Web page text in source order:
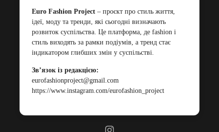
Euro Fashion Project – проєкт про стиль життя,
ідеї, моду та тренди, які сьогодні визначають
розвиток суспільства. Це платформа, де fashion і
стиль виходять за рамки подіумів, а тренд стає
індикатором глибших змін у суспільстві.
Зв’язок із редакцією:
eurofashionproject@gmail.com
https://www.instagram.com/eurofashion_project